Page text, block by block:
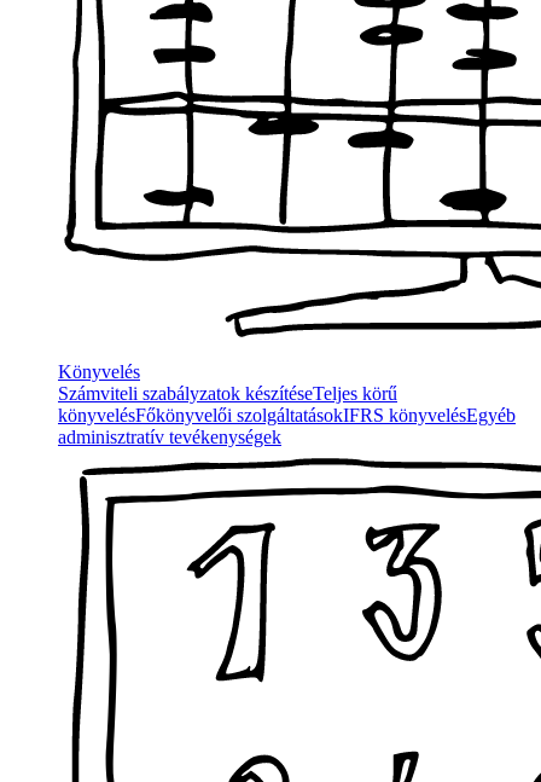
Könyvelés
Számviteli szabályzatok készítéseTeljes körű
könyvelésFőkönyvelői szolgáltatásokIFRS könyvelésEgyéb
adminisztratív tevékenységek